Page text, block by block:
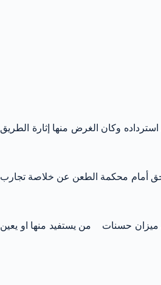
وكان الغرض منها إثارة الطريق
أمام محكمة الطعن عن خلاصة تجارب
ميزان حسنات من يستفيد منها او يعين